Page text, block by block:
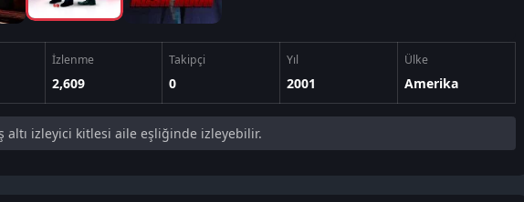
İzlenme
2,609
Takipçi
0
Yıl
2001
Ülke
Amerika
altı izleyici kitlesi aile eşliğinde izleyebilir.